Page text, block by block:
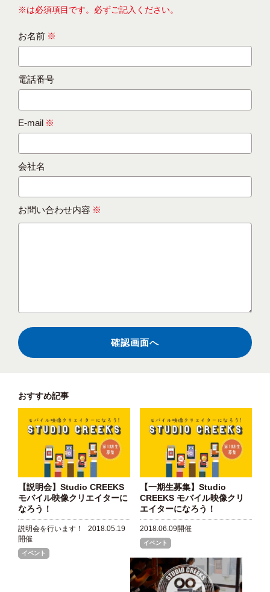
※は必須項目です。必ずご記入ください。
お名前 ※
電話番号
E-mail ※
会社名
お問い合わせ内容 ※
おすすめ記事
【説明会】Studio CREEKS
モバイル映像クリエイターに
なろう！
説明会を行います！
2018.05.19
開催
イベント
【一期生募集】Studio
CREEKS モバイル映像クリ
エイターになろう！
2018.06.09開催
イベント